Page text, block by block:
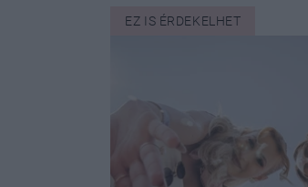
EZ IS ÉRDEKELHET